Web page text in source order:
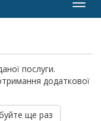
послуги.
додаткової
ще раз